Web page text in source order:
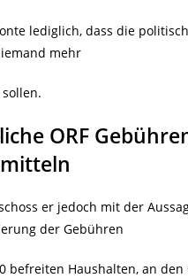
lediglich, dass die
mehr
ORF
er jedoch mit der
der Gebühren
befreiten Haushalten, an den